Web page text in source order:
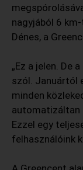
nagyjából 6
Dénes, a
„Ez a jelen.
szól. Januártól
minden
automatizáltan
Ezzel egy
felhasználóink